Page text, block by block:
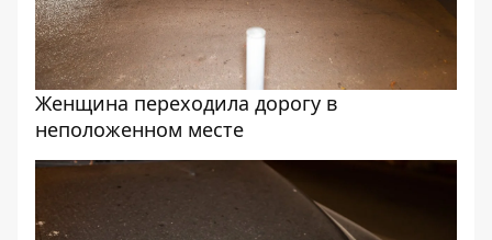
Женщина переходила дорогу в
неположенном месте